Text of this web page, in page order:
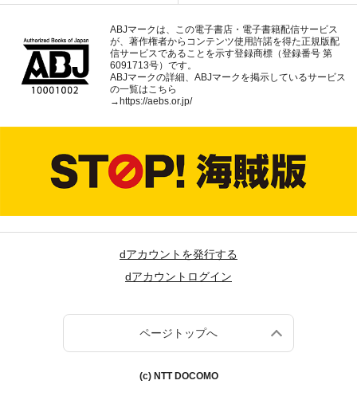
ABJマークは、この電子書店・電子書籍配信サービス
が、著作権者からコンテンツ使用許諾を得た正規版配
信サービスであることを示す登録商標（登録番号 第
6091713号）です。
ABJマークの詳細、ABJマークを掲示しているサービス
の一覧はこちら
→ https://aebs.or.jp/
dアカウントを発行する
dアカウントログイン
ページトップへ
(c) NTT DOCOMO